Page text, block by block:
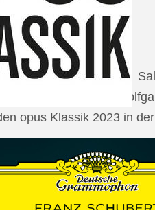
opus Klassik 2023 in